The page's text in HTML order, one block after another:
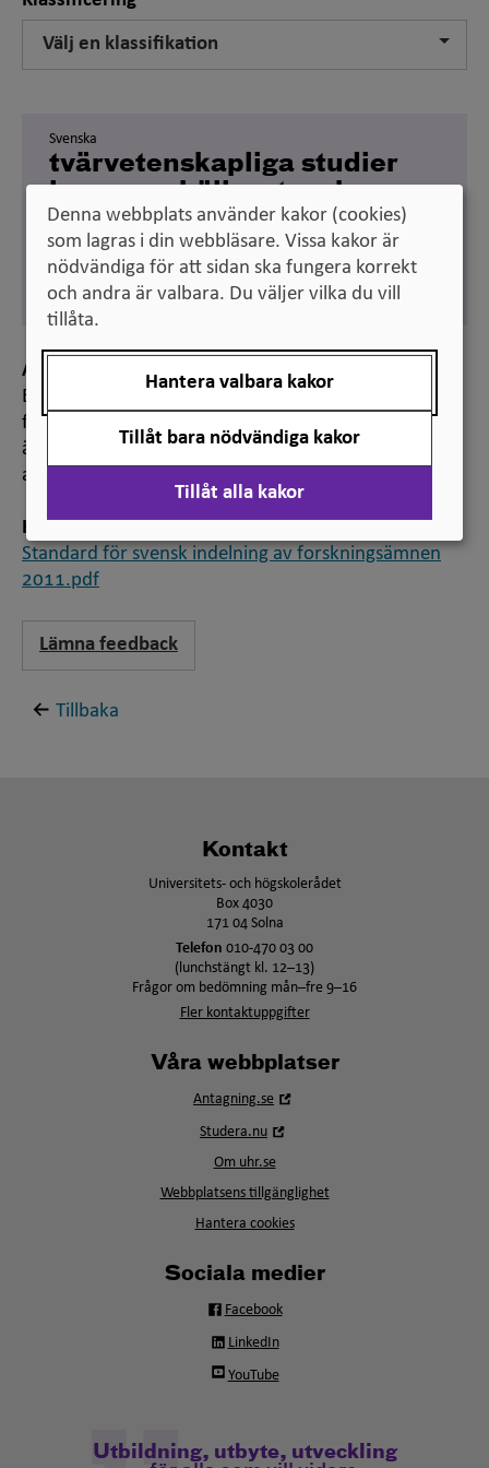
Välj en klassifikation
Svenska
tvärvetenskapliga studier
inom samhällsvetenskap
Engelska
social sciences
interdisciplinary
Anmärkning
Benämningen används vid klassificering av
forskningsämnen, bland annat för statistiska
ändamål. Den ingår i ”Standard för svensk indelning
av forskningsämnen 2011”.
Hänvisning
Standard för svensk indelning av forskningsämnen
2011.pdf
Lämna feedback
Tillbaka
Kontakt
Universitets- och högskolerådet
Box 4030
171 04 Solna
Telefon 010-470 03 00
(lunchstängt kl. 12–13)
Frågor om bedömning mån–fre 9–16
Fler kontaktuppgifter
Våra webbplatser
Antagning.se
Studera.nu
fönster
Om uhr.se
Webbplatsens tillgänglighet
Hantera cookies
Sociala medier
Facebook
LinkedIn
YouTube
Utbildning, utbyte, utveckling
Denna webbplats använder kakor (cookies)
som lagras i din webbläsare. Vissa kakor är
nödvändiga för att sidan ska fungera korrekt
och andra är valbara. Du väljer vilka du vill
tillåta.
Hantera valbara kakor
Tillåt bara nödvändiga kakor
Tillåt alla kakor